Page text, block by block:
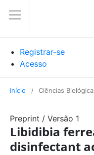
Registrar-se
Acesso
Início / Ciências
Preprint / Versão 1
Libidibia
disinfectant